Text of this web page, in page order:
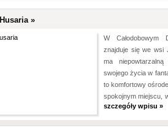
Husaria »
W Całodobowym
znajduje się we wsi
ma
swojego życia w
to komfortowy
spokojnym miejscu,
szczegóły wpisu »